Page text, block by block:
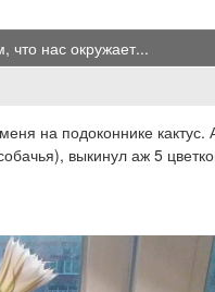
нас окружает...
на подоконнике
выкинул аж 5